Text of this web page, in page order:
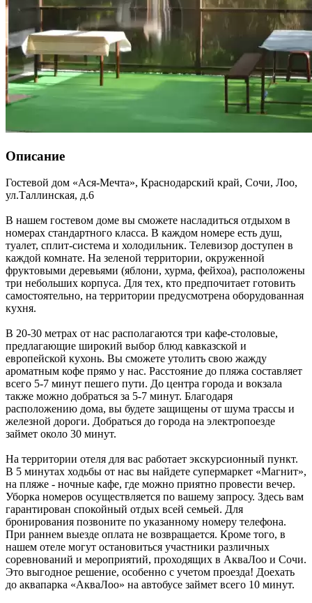
Описание
Гостевой дом «Ася-Мечта», Краснодарский край, Сочи, Лоо,
ул.Таллинская, д.6
В нашем гостевом доме вы сможете насладиться отдыхом в
номерах стандартного класса. В каждом номере есть душ,
туалет, сплит-система и холодильник. Телевизор доступен в
каждой комнате. На зеленой территории, окруженной
фруктовыми деревьями (яблони, хурма, фейхоа), расположены
три небольших корпуса. Для тех, кто предпочитает готовить
самостоятельно, на территории предусмотрена оборудованная
кухня.
В 20-30 метрах от нас располагаются три кафе-столовые,
предлагающие широкий выбор блюд кавказской и
европейской кухонь. Вы сможете утолить свою жажду
ароматным кофе прямо у нас. Расстояние до пляжа составляет
всего 5-7 минут пешего пути. До центра города и вокзала
также можно добраться за 5-7 минут. Благодаря
расположению дома, вы будете защищены от шума трассы и
железной дороги. Добраться до города на электропоезде
займет около 30 минут.
На территории отеля для вас работает экскурсионный пункт.
В 5 минутах ходьбы от нас вы найдете супермаркет «Магнит»,
на пляже - ночные кафе, где можно приятно провести вечер.
Уборка номеров осуществляется по вашему запросу. Здесь вам
гарантирован спокойный отдых всей семьей. Для
бронирования позвоните по указанному номеру телефона.
При раннем выезде оплата не возвращается. Кроме того, в
нашем отеле могут остановиться участники различных
соревнований и мероприятий, проходящих в АкваЛоо и Сочи.
Это выгодное решение, особенно с учетом проезда! Доехать
до аквапарка «АкваЛоо» на автобусе займет всего 10 минут.